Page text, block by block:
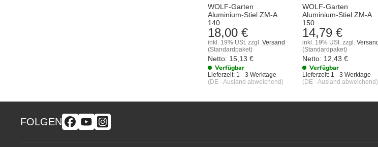
WOLF-Garten
Aluminium-Stiel ZM-A
140
18,00 €
inkl. 19% USt. zzgl. Versand
(Standardpaket)
Netto: 15,13 €
Verfügbar
Lieferzeit: 1 - 3 Werktage
(DE - Ausland abweichend)
WOLF-Garten
Aluminium-Stiel ZM-A
150
14,79 €
inkl. 19% USt. zzgl.
(Standardpaket)
Netto: 12,43 €
Verfügbar
Lieferzeit: 1 - 3 Werktage
(DE - Ausland abweichend)
FOLGEN